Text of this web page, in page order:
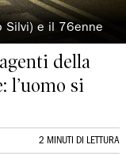
Silvi) e il 76enne
della
l’uomo si
2 MINUTI DI LETTURA